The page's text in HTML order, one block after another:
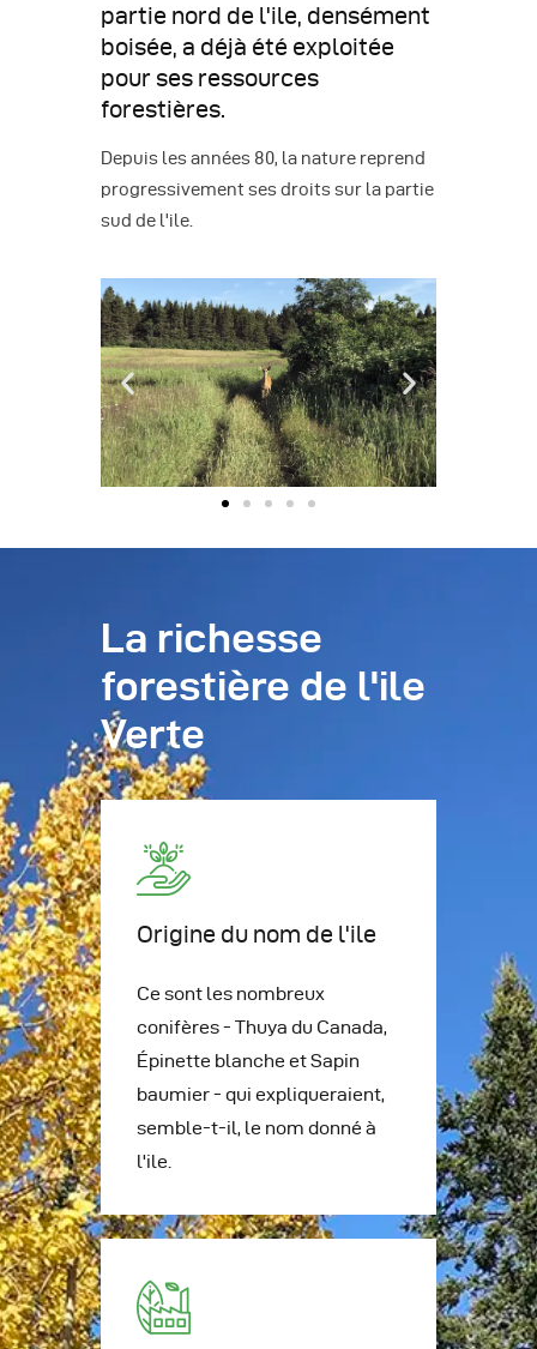
partie nord de l'ile, densément
boisée, a déjà été exploitée
pour ses ressources
forestières.
Depuis les années 80, la nature reprend
progressivement ses droits sur la partie
sud de l'ile.
La richesse
forestière de l'ile
Verte
Origine du nom de l'ile
Ce sont les nombreux
conifères - Thuya du Canada,
Épinette blanche et Sapin
baumier - qui expliqueraient,
semble-t-il, le nom donné à
l'ile.